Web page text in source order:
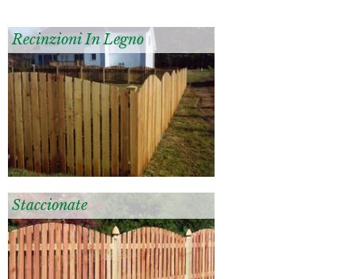
Recinzioni In Legno
Staccionate